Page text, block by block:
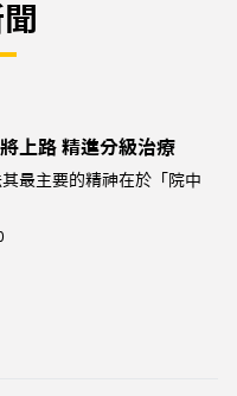
上路 精進分級治療
最主要的精神在於「院中